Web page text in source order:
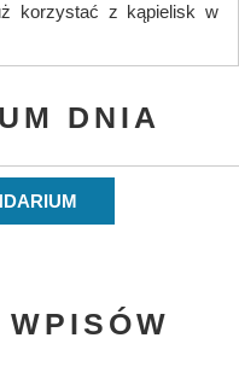
korzystać z kąpielisk w
DNIA